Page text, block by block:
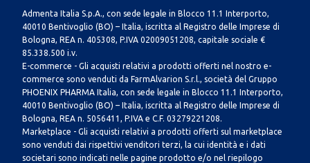
Admenta Italia S.p.A., con sede legale in Blocco 11.1 Interporto,
40010 Bentivoglio (BO) – Italia, iscritta al Registro delle Imprese di
Bologna, REA n. 405308, P.IVA 02009051208, capitale sociale €
85.338.500 i.v.
E-commerce - Gli acquisti relativi a prodotti offerti nel nostro e-
commerce sono venduti da FarmAlvarion S.r.l., società del Gruppo
PHOENIX PHARMA Italia, con sede legale in Blocco 11.1 Interporto,
40010 Bentivoglio (BO) – Italia, iscritta al Registro delle Imprese di
Bologna, REA n. 5056411, P.IVA e C.F. 03279221208.
Marketplace - Gli acquisti relativi a prodotti offerti sul marketplace
sono venduti dai rispettivi venditori terzi, la cui identità e i dati
societari sono indicati nelle pagine prodotto e/o nel riepilogo